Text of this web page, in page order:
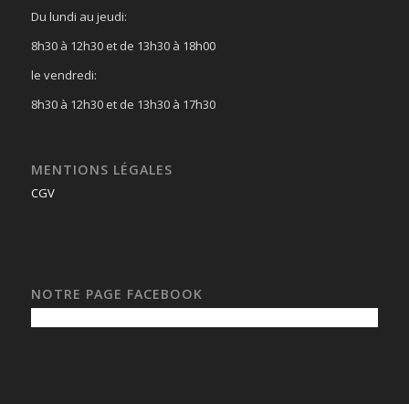
Du lundi au jeudi:
8h30 à 12h30 et de 13h30 à 18h00
le vendredi:
8h30 à 12h30 et de 13h30 à 17h30
MENTIONS LÉGALES
CGV
NOTRE PAGE FACEBOOK